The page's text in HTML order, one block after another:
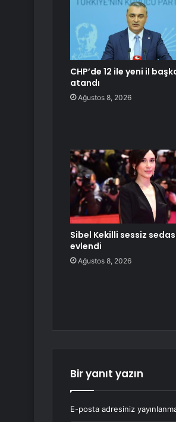
CHP’de 12 ile yeni il
atandı
Ağustos 8, 2026
Sibel Kekilli sessiz
evlendi
Ağustos 8, 2026
Bir yanıt yazın
E-posta adresiniz